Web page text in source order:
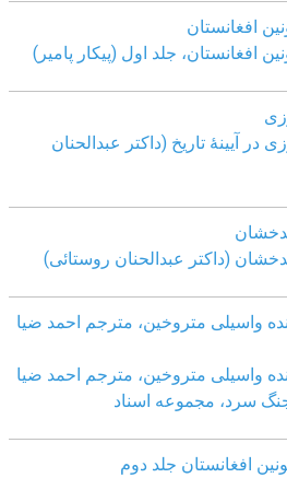
افغانستان
افغانستان، جلد اول (پیکار پامیر)
آیینۀ تاریخ (داکتر عبدالحنان
(داکتر عبدالحنان روستائی)
واسیلی متروخین، مترجم احمد ضیا
واسیلی متروخین، مترجم احمد ضیا
سرد، مجموعه اسناد
افغانستان جلد دوم